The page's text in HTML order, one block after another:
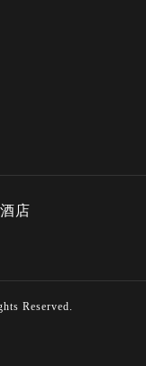
店
Reserved.